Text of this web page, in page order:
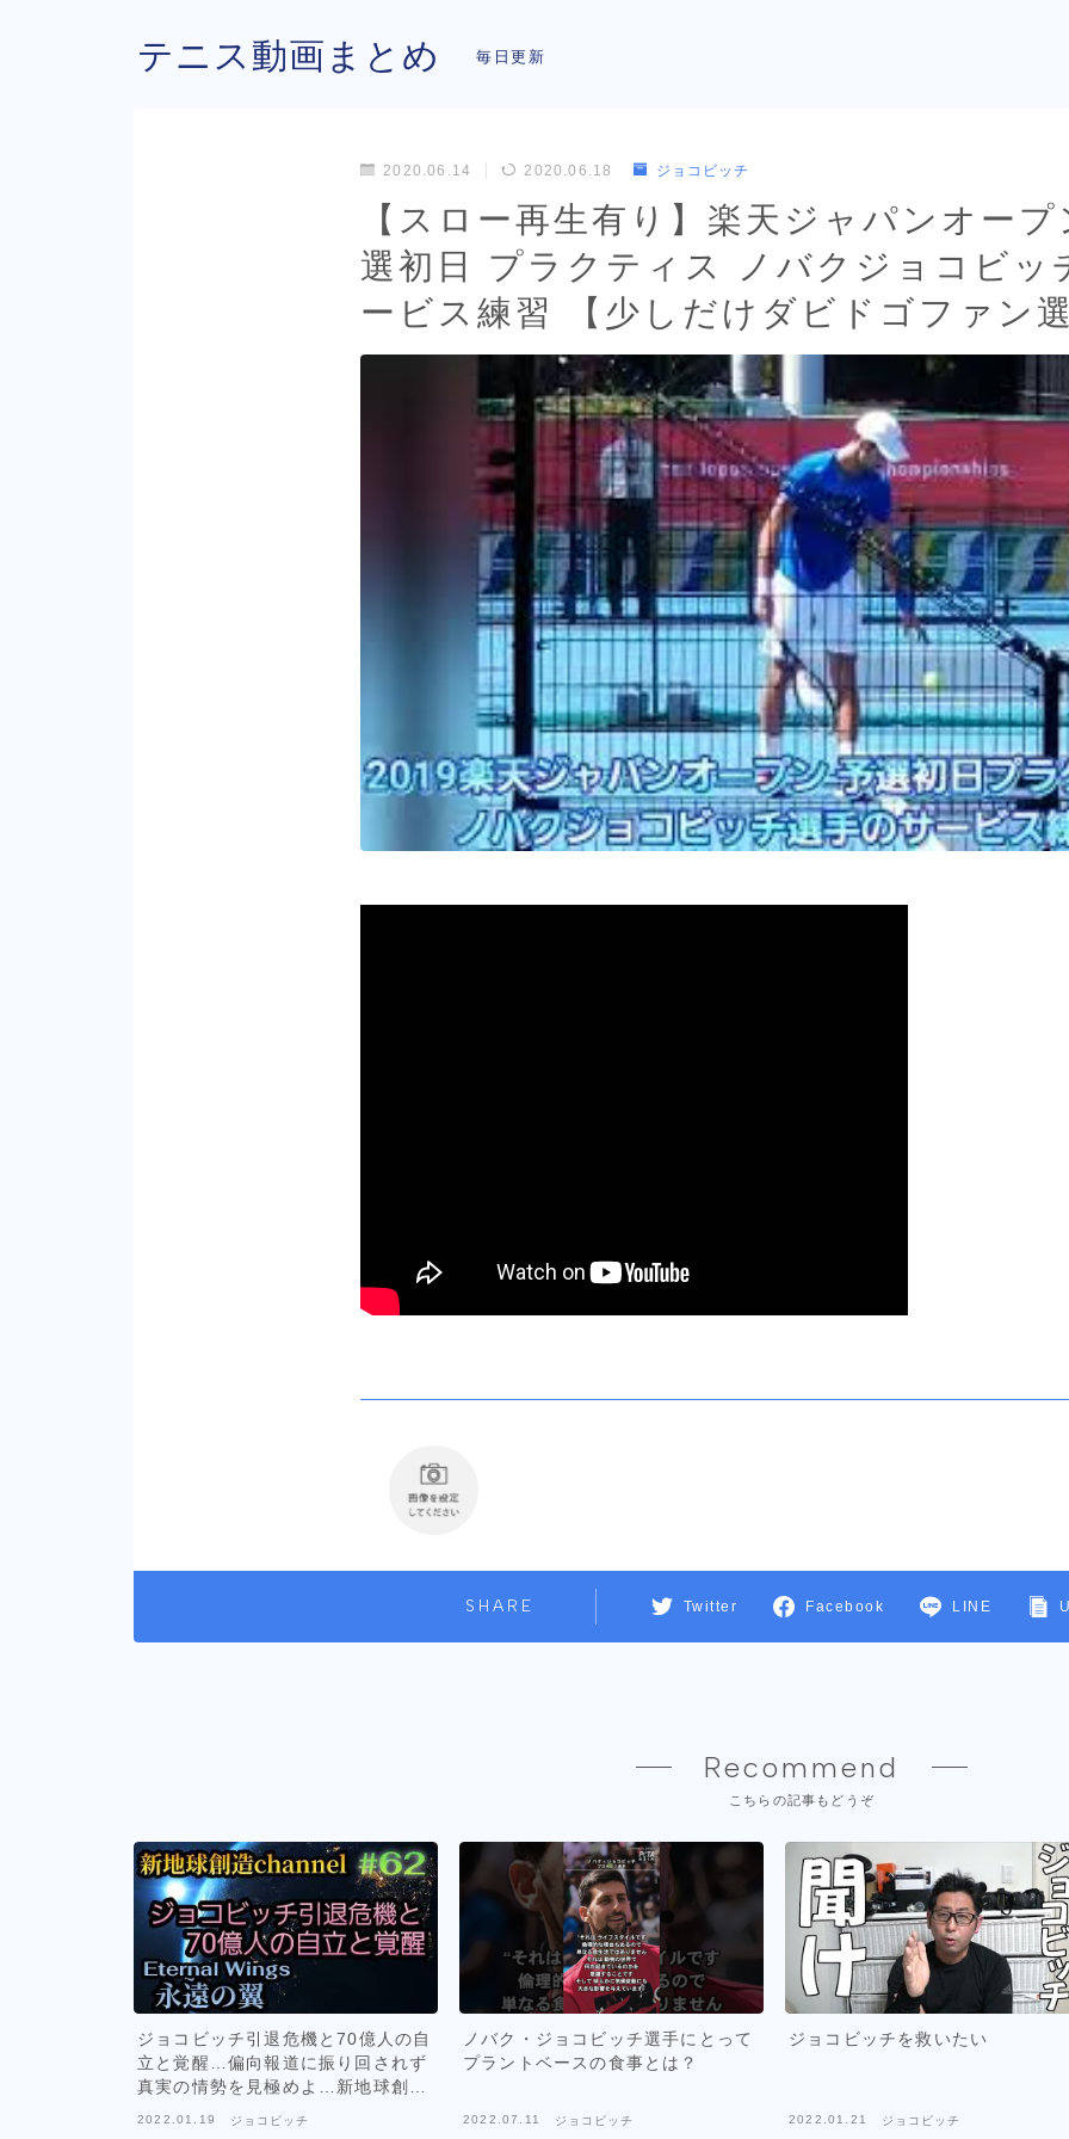
テニス動画まとめ 毎日更新
2020.06.14 2020.06.18 ジョコビッチ
【スロー再生有り】楽天ジャパンオー
選初日 プラクティス ノバクジョコビッ
ービス練習 【少しだけダビドゴファン選
SHARE Twitter Facebook LINE
Recommend
こちらの記事もどうぞ
ジョコビッチ引退危機と70億人の自
立と覚醒…偏向報道に振り回されず
真実の情勢を見極めよ…新地球創造
2022.01.19 ジョコビッチ
ノバク・ジョコビッチ選手にとって
プラントベースの食事とは？
2022.07.11 ジョコビッチ
ジョコビッチを救いたい
2022.01.21 ジョコビッチ